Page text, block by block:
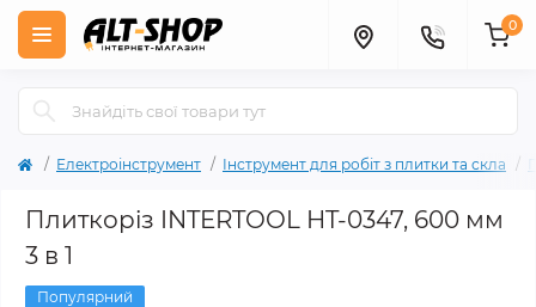
0
Електроінструмент Інструмент для робіт з плитки та скла
Плиткоріз INTERTOOL HT-0347, 600 мм
3 в 1
Популярний